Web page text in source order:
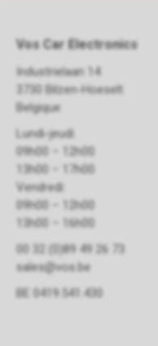
Vos Car Electronics
Industrielaan 14
3730 Bilzen-Hoeselt
Belgique
Lundi-jeudi:
09h00 – 12h00
13h00 – 17h00
Vendredi:
09h00 – 12h00
13h00 – 16h00
00 32 (0)89 49 26 73
sales@vos.be
BE 0419.541.430